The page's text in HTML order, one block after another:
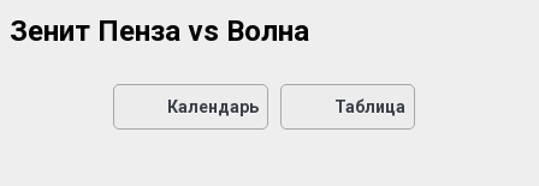
Зенит Пенза vs Волна
Календарь Таблица